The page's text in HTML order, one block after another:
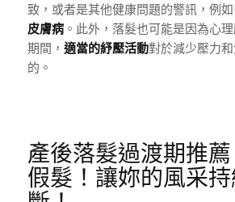
致，或者是其他健康問題的警訊，例如
皮膚病。此外，落髮也可能是因為心
期間， 適當的紓壓活動對於減少壓力
的。
產後落髮過渡期推薦
假髮！讓妳的風采